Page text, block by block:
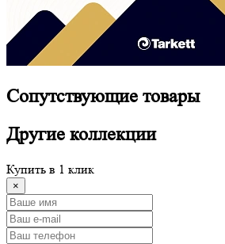
Сопутствующие товары
Другие коллекции
Купить в 1 клик
×